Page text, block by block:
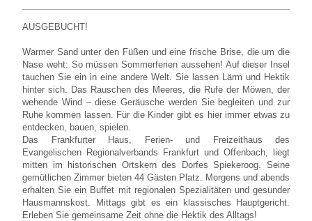
AUSGEBUCHT!
Warmer Sand unter den Füßen und eine frische Brise, die um die
Nase weht: So müssen Sommerferien aussehen! Auf dieser Insel
tauchen Sie ein in eine andere Welt. Sie lassen Lärm und Hektik
hinter sich. Das Rauschen des Meeres, die Rufe der Möwen, der
wehende Wind – diese Geräusche werden Sie begleiten und zur
Ruhe kommen lassen. Für die Kinder gibt es hier immer etwas zu
entdecken, bauen, spielen.
Das Frankfurter Haus, Ferien- und Freizeithaus des
Evangelischen Regionalverbands Frankfurt und Offenbach, liegt
mitten im historischen Ortskern des Dorfes Spiekeroog. Seine
gemütlichen Zimmer bieten 44 Gästen Platz. Morgens und abends
erhalten Sie ein Buffet mit regionalen Spezialitäten und gesunder
Hausmannskost. Mittags gibt es ein klassisches Hauptgericht.
Erleben Sie gemeinsame Zeit ohne die Hektik des Alltags!